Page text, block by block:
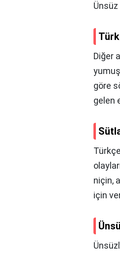
Diğer
göre
gelen
niçin,
için